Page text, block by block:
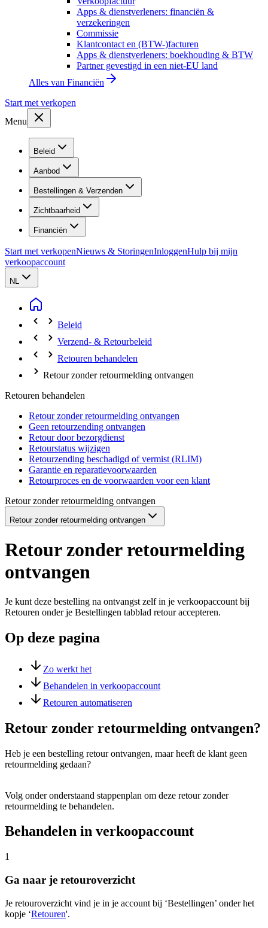
Apps & dienstverleners: financiën &
verzekeringen
Commissie
Klantcontact en (BTW-)facturen
Apps & dienstverleners: boekhouding & BTW
Partner gevestigd in een niet-EU land
Alles van Financiën
Start met verkopen
Menu
Beleid
Aanbod
Bestellingen & Verzenden
Zichtbaarheid
Financiën
Start met verkopenNieuws & StoringenInloggenHulp bij mijn
verkoopaccount
NL
Beleid
Verzend- & Retourbeleid
Retouren behandelen
Retour zonder retourmelding ontvangen
Retouren behandelen
Retour zonder retourmelding ontvangen
Geen retourzending ontvangen
Retour door bezorgdienst
Retourstatus wijzigen
Retourzending beschadigd of vermist (RLIM)
Garantie en reparatievoorwaarden
Retourproces en de voorwaarden voor een klant
Retour zonder retourmelding ontvangen
Retour zonder retourmelding ontvangen
Retour zonder retourmelding
ontvangen
Je kunt deze bestelling na ontvangst zelf in je verkoopaccount bij
Retouren onder je Bestellingen tabblad retour accepteren.
Op deze pagina
Zo werkt het
Behandelen in verkoopaccount
Retouren automatiseren
Retour zonder retourmelding ontvangen?
Heb je een bestelling retour ontvangen, maar heeft de klant geen
retourmelding gedaan?
Volg onder onderstaand stappenplan om deze retour zonder
retourmelding te behandelen.
Behandelen in verkoopaccount
1
Ga naar je retouroverzicht
Je retouroverzicht vind je in je account bij ‘Bestellingen’ onder het
kopje ‘Retouren'.